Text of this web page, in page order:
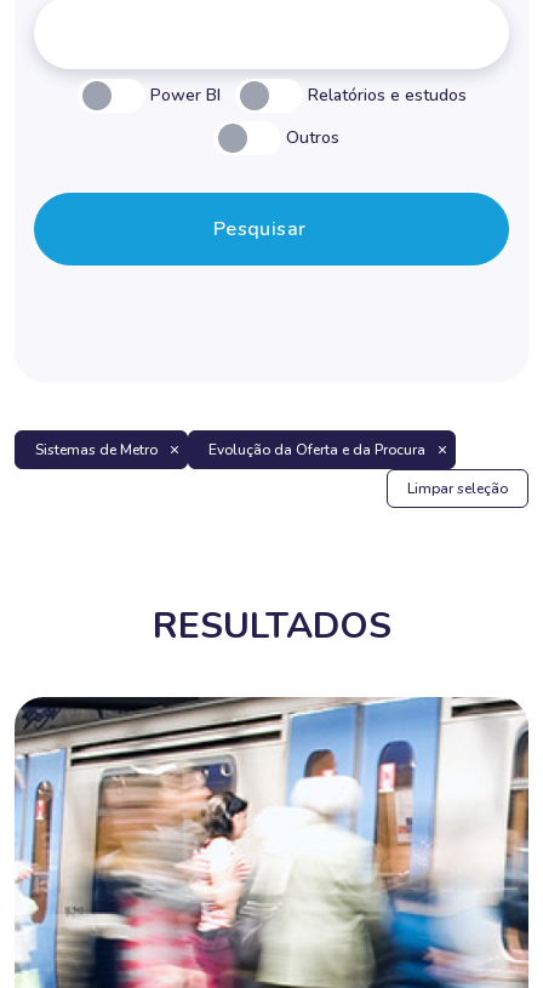
Power BI
Relatórios e estudos
Outros
Pesquisar
Sistemas de Metro
Evolução da Oferta e da Procura
Limpar seleção
RESULTADOS